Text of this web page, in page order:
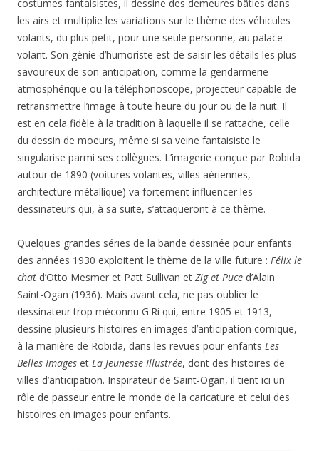
costumes fantaisistes, il dessine des demeures bâties dans
les airs et multiplie les variations sur le thème des véhicules
volants, du plus petit, pour une seule personne, au palace
volant. Son génie d’humoriste est de saisir les détails les plus
savoureux de son anticipation, comme la gendarmerie
atmosphérique ou la téléphonoscope, projecteur capable de
retransmettre l’image à toute heure du jour ou de la nuit. Il
est en cela fidèle à la tradition à laquelle il se rattache, celle
du dessin de moeurs, même si sa veine fantaisiste le
singularise parmi ses collègues. L’imagerie conçue par Robida
autour de 1890 (voitures volantes, villes aériennes,
architecture métallique) va fortement influencer les
dessinateurs qui, à sa suite, s’attaqueront à ce thème.
Quelques grandes séries de la bande dessinée pour enfants
des années 1930 exploitent le thème de la ville future : Félix le
chat d’Otto Mesmer et Patt Sullivan et Zig et Puce d’Alain
Saint-Ogan (1936). Mais avant cela, ne pas oublier le
dessinateur trop méconnu G.Ri qui, entre 1905 et 1913,
dessine plusieurs histoires en images d’anticipation comique,
à la manière de Robida, dans les revues pour enfants Les
Belles Images et La Jeunesse Illustrée, dont des histoires de
villes d’anticipation. Inspirateur de Saint-Ogan, il tient ici un
rôle de passeur entre le monde de la caricature et celui des
histoires en images pour enfants.